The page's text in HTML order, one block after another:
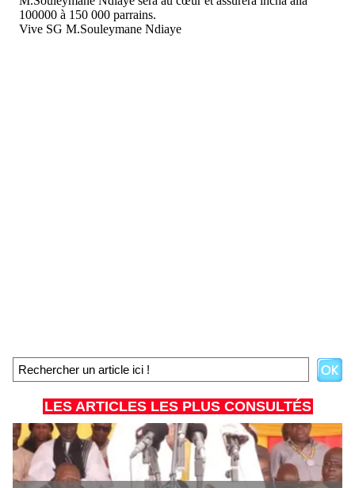
LES ARTICLES LES PLUS CONSULTÉS